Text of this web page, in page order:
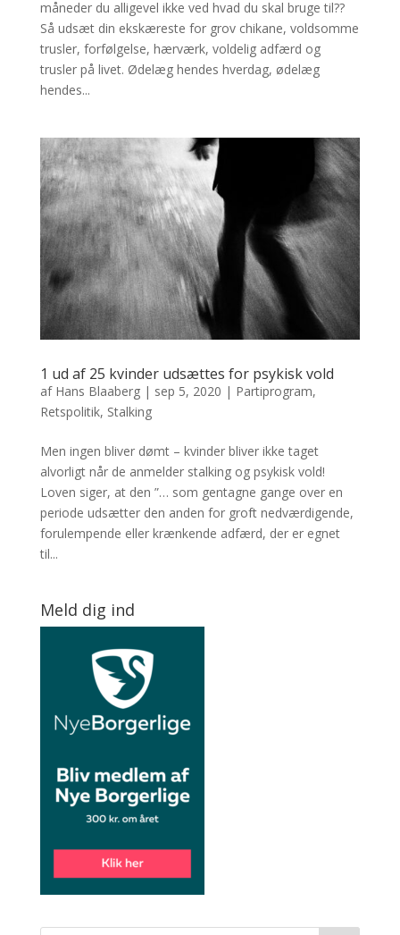
måneder du alligevel ikke ved hvad du skal bruge til??
Så udsæt din ekskæreste for grov chikane, voldsomme
trusler, forfølgelse, hærværk, voldelig adfærd og
trusler på livet. Ødelæg hendes hverdag, ødelæg
hendes...
1 ud af 25 kvinder udsættes for psykisk vold
af Hans Blaaberg| sep 5, 2020 | Partiprogram,
Retspolitik, Stalking
Men ingen bliver dømt – kvinder bliver ikke taget
alvorligt når de anmelder stalking og psykisk vold!
Loven siger, at den ”… som gentagne gange over en
periode udsætter den anden for groft nedværdigende,
forulempende eller krænkende adfærd, der er egnet
til...
Meld dig ind